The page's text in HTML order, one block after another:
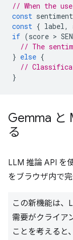
// When the
const
const { label ,
if (score >
// The
} else {
//
}
Gemma と
る
LLM 推論 API を
をブラウザ内で完
この新機能は、
需要がクライア
ことを考えると